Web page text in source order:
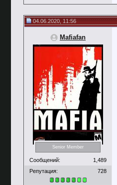
04.06.2020, 11:56
Mafiafan
Senior Member
Сообщений:
1,489
Репутация:
728